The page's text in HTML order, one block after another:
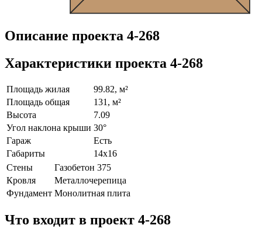
Описание проекта 4-268
Характеристики проекта 4-268
Площадь жилая
99.82, м²
Площадь общая
131, м²
Высота
7.09
Угол наклона крыши 30°
Гараж
Есть
Габариты
14х16
Стены
Газобетон 375
Кровля
Металлочерепица
Фундамент Монолитная плита
Что входит в проект 4-268